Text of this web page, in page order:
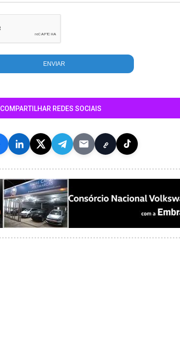
COMPARTILHAR REDES SOCIAIS